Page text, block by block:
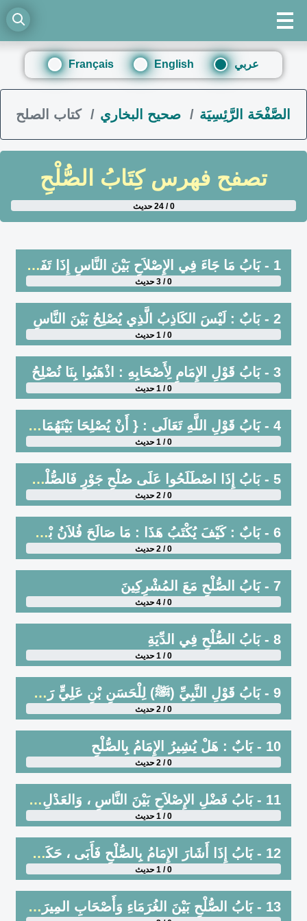
Français English عربي
الصَّفْحَة الرَّئِسِيَة صحيح البخاري كتاب الصلح
تصفح فهرسكِتَابُ الصُّلْحِ
0 / 24 حديث
1 - بَابُ مَا جَاءَ فِي الإِصْلاَحِ بَيْنَ النَّاسِ إِذَا تَفَاسَدُوا
0 / 3 حديث
2 - بَابٌ : لَيْسَ الكَاذِبُ الَّذِي يُصْلِحُ بَيْنَ النَّاسِ
0 / 1 حديث
3 - بَابُ قَوْلِ الإِمَامِ لِأَصْحَابِهِ : اذْهَبُوا بِنَا نُصْلِحُ
0 / 1 حديث
4 - بَابُ قَوْلِ اللَّهِ تَعَالَى : { أَنْ يُصْلِحَا بَيْنَهُمَا صُلْحًا ۚ وَالصُّلْحُ خَيْرٌ }[النساء : 128]
0 / 1 حديث
5 - بَابُ إِذَا اصْطَلَحُوا عَلَى صُلْحِ جَوْرٍ فَالصُّلْحُ مَرْدُودٌ
0 / 2 حديث
6 - بَابٌ : كَيْفَ يُكْتَبُ هَذَا : مَا صَالَحَ فُلاَنُ بْنُ فُلاَنٍ ، وَفُلاَنُ بْنُ فُلاَنٍ ، وَإِنْ لَمْ يَنْسُبْهُ إِلَى قَبِيلَتِهِ أَوْ نَسَبِهِ
0 / 2 حديث
7 - بَابُ الصُّلْحِ مَعَ المُشْرِكِينَ
0 / 4 حديث
8 - بَابُ الصُّلْحِ فِي الدِّيَةِ
0 / 1 حديث
9 - بَابُ قَوْلِ النَّبِيِّ (ﷺ) لِلْحَسَنِ بْنِ عَلِيٍّ رَضِيَ اللَّهُ عَنْهُمَا :
0 / 2 حديث
10 - بَابٌ : هَلْ يُشِيرُ الإِمَامُ بِالصُّلْحِ
0 / 2 حديث
11 - بَابُ فَضْلِ الإِصْلاَحِ بَيْنَ النَّاسِ ، وَالعَدْلِ بَيْنَهُمْ
0 / 1 حديث
12 - بَابُ إِذَا أَشَارَ الإِمَامُ بِالصُّلْحِ فَأَبَى ، حَكَمَ عَلَيْهِ بِالحُكْمِ البَيِّنِ
0 / 1 حديث
13 - بَابُ الصُّلْحِ بَيْنَ الغُرَمَاءِ وَأَصْحَابِ المِيرَاثِ وَالمُجَازَفَةِ فِي ذَلِكَ